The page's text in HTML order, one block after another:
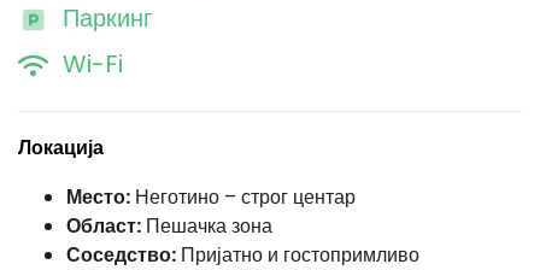
Паркинг
Wi-Fi
Локација
Место: Неготино – строг центар
Област: Пешачка зона
Соседство: Пријатно и гостопримливо